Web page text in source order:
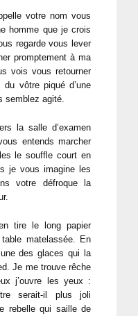
votre nom vous
homme que je crois
regarde vous lever
promptement à ma
vois vous retourner
vôtre piqué d’une
semblez agité.
la salle d’examen
entends marcher
le souffle court en
je vous imagine les
votre défroque la
tire le long papier
matelassée. En
des glaces qui la
Je me trouve rêche
j’ouvre les yeux :
serait-il plus joli
rebelle qui saille de